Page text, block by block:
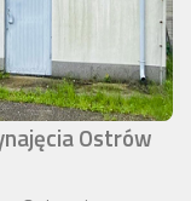
Ostrów